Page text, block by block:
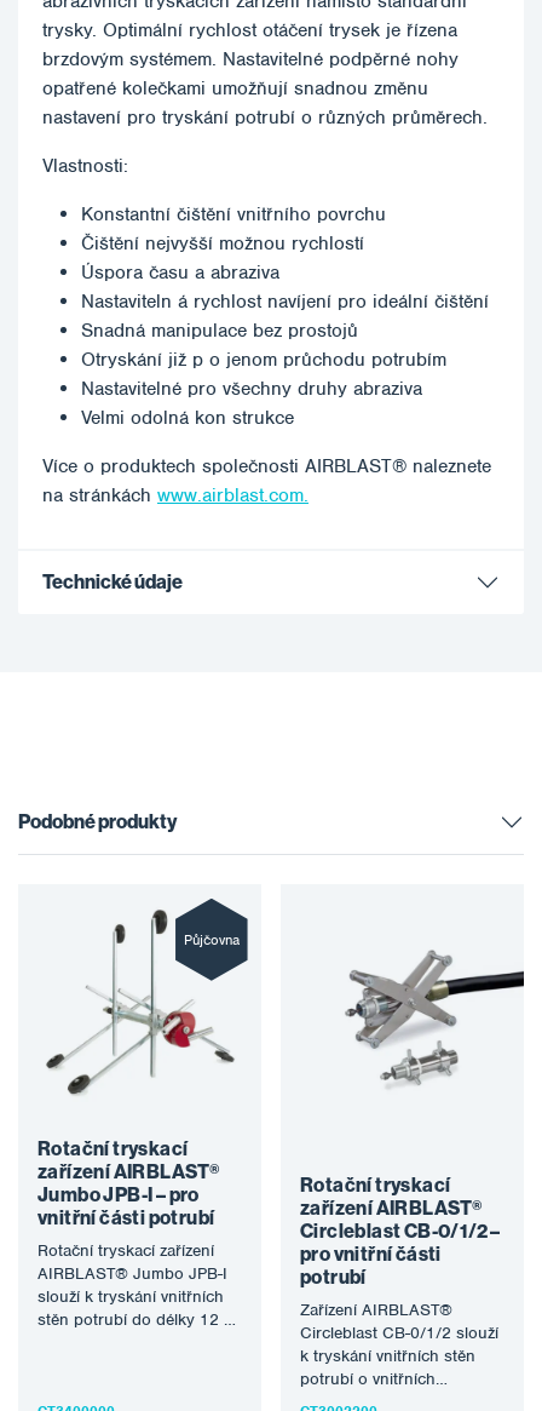
trysky. Optimální rychlost otáčení trysek je řízena
brzdovým systémem. Nastavitelné podpěrné nohy
opatřené kolečkami umožňují snadnou změnu
nastavení pro tryskání potrubí o různých průměrech.
Vlastnosti:
Konstantní čištění vnitřního povrchu
Čištění nejvyšší možnou rychlostí
Úspora času a abraziva
Nastaviteln á rychlost navíjení pro ideální čištění
Snadná manipulace bez prostojů
Otryskání již p o jenom průchodu potrubím
Nastavitelné pro všechny druhy abraziva
Velmi odolná kon strukce
Více o produktech společnosti AIRBLAST® naleznete
na stránkách www.airblast.com.
Technické údaje
Podobné produkty
Půjčovna
Rotační tryskací
zařízení AIRBLAST®
Jumbo JPB-I – pro
vnitřní části potrubí
Rotační tryskací zařízení
AIRBLAST® Jumbo JPB-I
slouží k tryskání vnitřních
stěn potrubí do délky 12 m
Rotační tryskací
zařízení AIRBLAST®
Circleblast CB-0/1/2 –
pro vnitřní části
potrubí
Zařízení AIRBLAST®
Circleblast CB-0/1/2 slouží
k tryskání vnitřních stěn
potrubí o vnitřních
průměrech od 32 mm do